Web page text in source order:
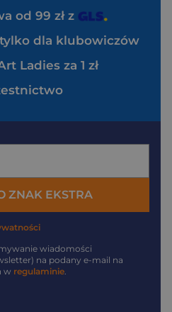
od 99 zł z
dla klubowiczów
Ladies za 1 zł
ZNAK EKSTRA
wiadomości
na podany e-mail na
w regulaminie.